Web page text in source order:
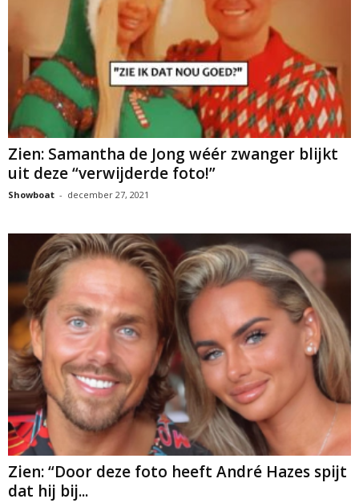
Zien: Samantha de Jong wéér zwanger blijkt
uit deze “verwijderde foto!”
Showboat - december 27, 2021
Zien: “Door deze foto heeft André Hazes spijt
dat hij bij...